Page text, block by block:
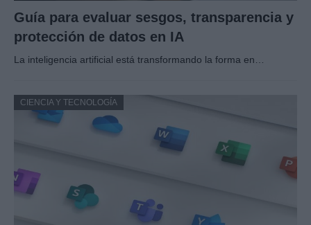
Guía para evaluar sesgos, transparencia y
protección de datos en IA
La inteligencia artificial está transformando la forma en…
CIENCIA Y TECNOLOGÍA